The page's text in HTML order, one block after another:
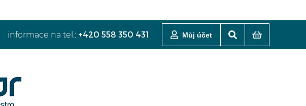
informace na tel.: +420 558 350 431 Můj účet